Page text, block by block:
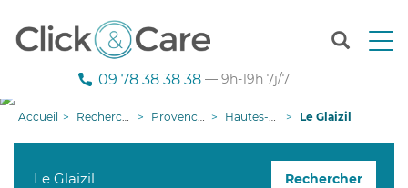
T
n
09 78 38 38 38 — 9h-19h 7j/7
Accueil Recherche aide à domicile Provence-Alpes-Côte d'Azur Hautes-Alpes Le Glaizil
Rechercher